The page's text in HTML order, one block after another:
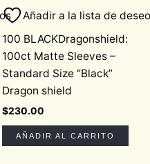
Añadir a la lista de
100 BLACKDragonshield:
100ct Matte Sleeves –
Standard Size “Black”
Dragon shield
$230.00
AÑADIR AL CARRITO